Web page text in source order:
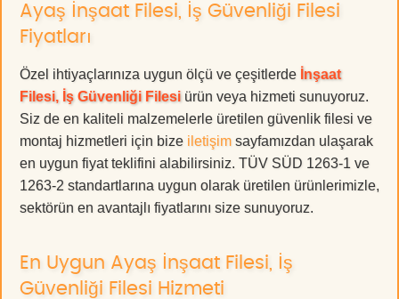
Ayaş İnşaat Filesi, İş Güvenliği Filesi
Fiyatları
Özel ihtiyaçlarınıza uygun ölçü ve çeşitlerde İnşaat
Filesi, İş Güvenliği Filesi ürün veya hizmeti sunuyoruz.
Siz de en kaliteli malzemelerle üretilen güvenlik filesi ve
montaj hizmetleri için bize iletişim sayfamızdan ulaşarak
en uygun fiyat teklifini alabilirsiniz. TÜV SÜD 1263-1 ve
1263-2 standartlarına uygun olarak üretilen ürünlerimizle,
sektörün en avantajlı fiyatlarını size sunuyoruz.
En Uygun Ayaş İnşaat Filesi, İş
Güvenliği Filesi Hizmeti